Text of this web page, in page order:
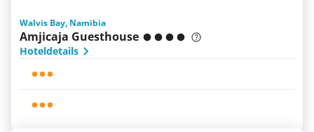
Walvis Bay, Namibia
Amjicaja Guesthouse
Hoteldetails